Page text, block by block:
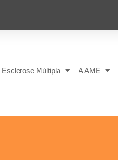
Esclerose Múltipla A AME